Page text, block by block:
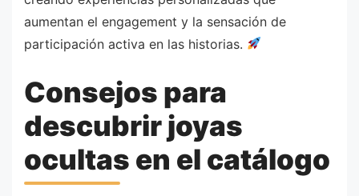
aumentan el engagement y la sensación de
participación activa en las historias.
Consejos para
descubrir joyas
ocultas en el catálogo